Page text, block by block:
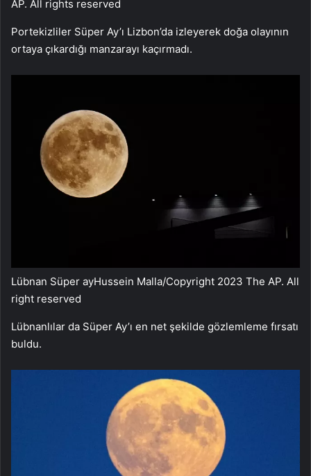
AP. All rights reserved
Portekizliler Süper Ay’ı Lizbon’da izleyerek doğa olayının
ortaya çıkardığı manzarayı kaçırmadı.
Lübnan Süper ayHussein Malla/Copyright 2023 The AP. All
right reserved
Lübnanlılar da Süper Ay’ı en net şekilde gözlemleme fırsatı
buldu.